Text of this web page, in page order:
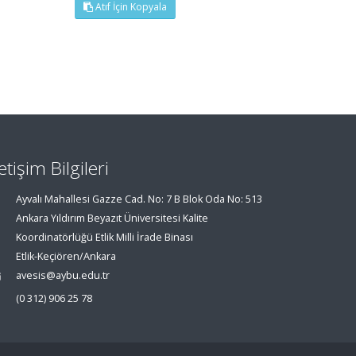
Atıf İçin Kopyala
Bilgileri
Ayvalı Mahallesi Gazze Cad. No: 7 B Blok Oda No: 513
Ankara Yıldırım Beyazıt Üniversitesi Kalite
Koordinatörlüğü Etlik Milli İrade Binası
Etlik-Keçiören/Ankara
avesis@aybu.edu.tr
(0 312) 906 25 78